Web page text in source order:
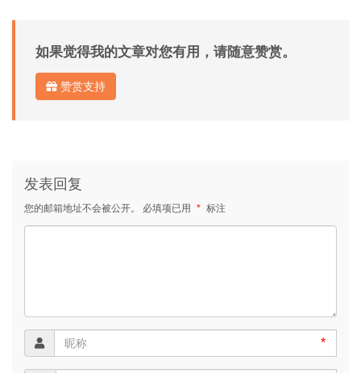
如果觉得我的文章对您有用，请随意赞赏。
赞赏支持
发表回复
您的邮箱地址不会被公开。 必填项已用 * 标注
*